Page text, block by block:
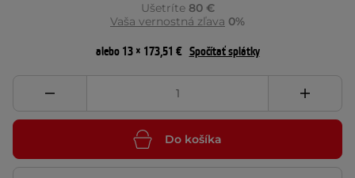
Ušetríte 80 €
Vaša vernostná zľava 0%
alebo 13 × 173,51 € Spočítať splátky
Do košíka